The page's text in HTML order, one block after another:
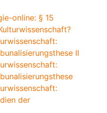
online: § 15
II
der